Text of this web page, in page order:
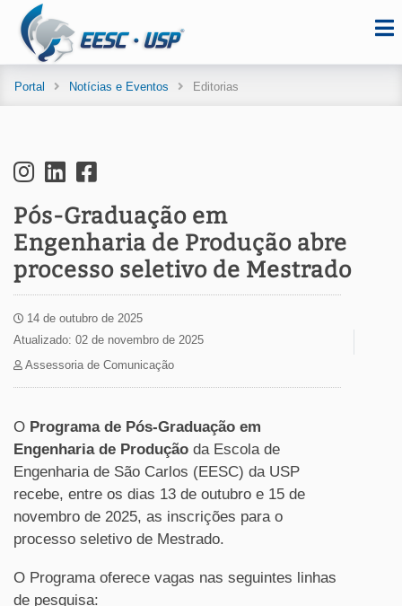
Portal Notícias e Eventos Editorias
Pós-Graduação em
Engenharia de Produção abre
processo seletivo de Mestrado
14 de outubro de 2025
Atualizado: 02 de novembro de 2025
Assessoria de Comunicação
O Programa de Pós-Graduação em
Engenharia de Produção da Escola de
Engenharia de São Carlos (EESC) da USP
recebe, entre os dias 13 de outubro e 15 de
novembro de 2025, as inscrições para o
processo seletivo de Mestrado.
O Programa oferece vagas nas seguintes linhas
de pesquisa: